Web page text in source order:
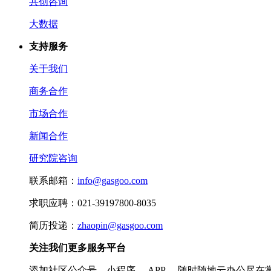
大数据
支持服务
关于我们
商务合作
市场合作
新闻合作
研究院咨询
联系邮箱： info@gasgoo.com
求职应聘：021-39197800-8035
简历投递： zhaopin@gasgoo.com
关注我们更多服务平台